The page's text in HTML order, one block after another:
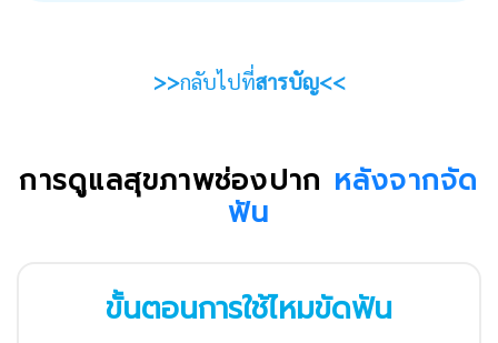
>>กลับไปที่สารบัญ<<
การดูแลสุขภาพช่องปาก หลังจากจัด
ฟัน
ขั้นตอนการใช้ไหมขัดฟัน